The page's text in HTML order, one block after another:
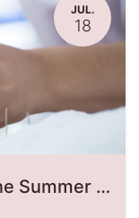
JUL.
18
Traditional Chinese Medicine Summer Camp 2026 [2nd Edition]